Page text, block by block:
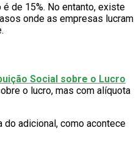
de 15%. No entanto, existe
onde as empresas lucram
Social sobre o Lucro
o lucro, mas com alíquota
do adicional, como acontece